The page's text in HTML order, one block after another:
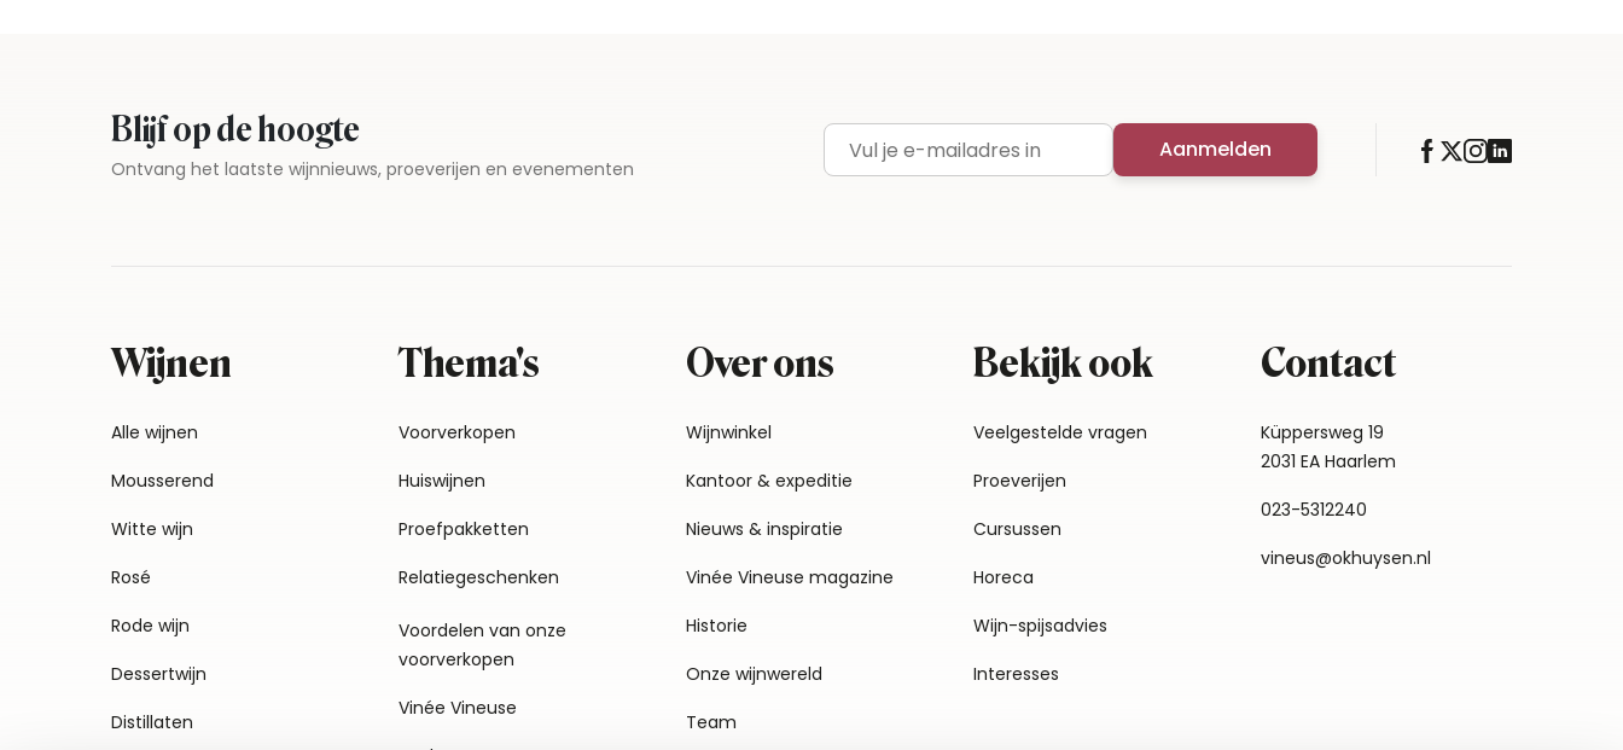
Blijf op de hoogte
Ontvang het laatste wijnnieuws, proeverijen en evenementen E-mailadres Aanmelden
Wijnen
Alle wijnen
Mousserend
Witte wijn
Rosé
Rode wijn
Dessertwijn
Distillaten
Thema's
Voorverkopen
Huiswijnen
Proefpakketten
Relatiegeschenken
Voordelen van onze
voorverkopen
Vinée Vineuse
Over ons
Wijnwinkel
Kantoor & expeditie
Nieuws & inspiratie
Vinée Vineuse magazine
Historie
Onze wijnwereld
Team
Bekijk ook
Veelgestelde vragen
Proeverijen
Cursussen
Horeca
Wijn-spijsadvies
Interesses
Contact
Küppersweg 19
2031 EA Haarlem
023-5312240
vineus@okhuysen.nl